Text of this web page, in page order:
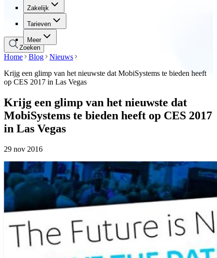
Zakelijk
Tarieven
Meer
Zakelijk
Tarieven
Zoeken
Home Blog
Nieuws
Krijg een glimp van het nieuwste dat MobiSystems te bieden heeft
op CES 2017 in Las Vegas
Krijg een glimp van het nieuwste dat
MobiSystems te bieden heeft op CES 2017
in Las Vegas
29 nov 2016